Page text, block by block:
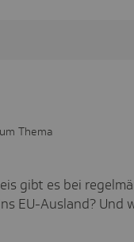
Thema
gibt es bei
EU-Ausland? Und